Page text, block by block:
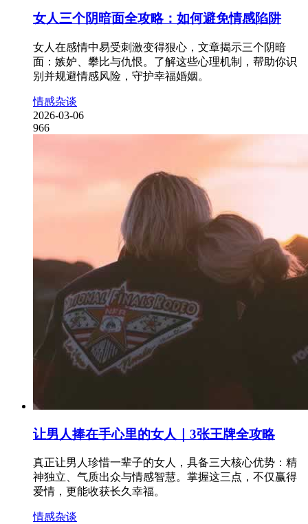
女人三个阴暗面全攻略：如何避免情感陷阱
女人在感情中易受刺激变得狠心，文章揭示三个阴暗
面：嫉妒、攀比与仇恨。了解这些心理机制，帮助你识
别并规避情感风险，守护幸福婚姻。
情感杂谈
2026-03-06
966
让男人捧在手心里的女人｜3张王牌全攻略
真正让男人珍惜一辈子的女人，具备三大核心优势：精
神独立、气质出众与情感智慧。掌握这三点，不仅赢得
爱情，更能收获长久幸福。
情感杂谈